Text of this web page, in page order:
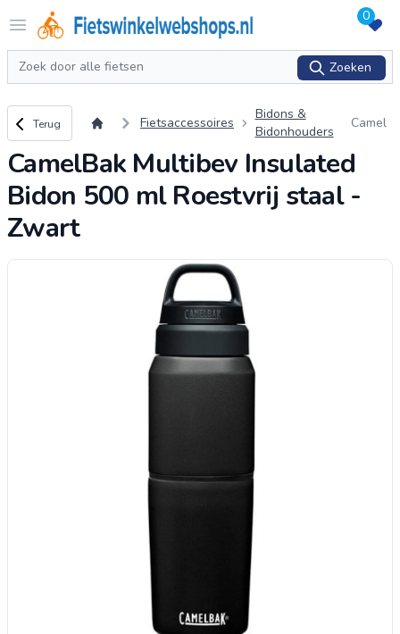
Open menu
Logo Fietswinkelwebshops.nl 0
Zoeken
Zoeken
Terug naar overzicht
Terug Fietsaccessoires
Bidons &
Bidonhouders
Camel
ltibev I
nsulat
ed Bid
aal - Z
CamelBak Multibev Insulated
Bidon 500 ml Roestvrij staal -
Zwart